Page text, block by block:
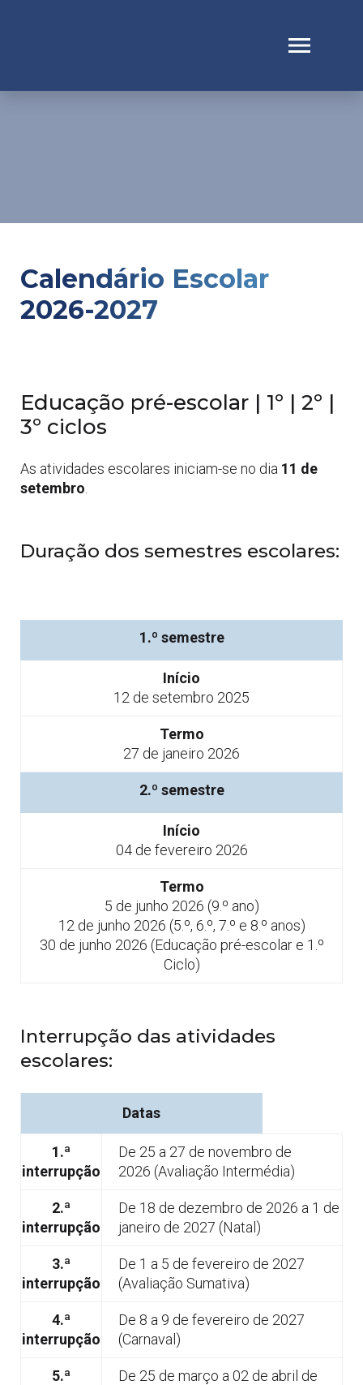
Calendário Escolar
2026-2027
Educação pré-escolar | 1º | 2º |
3º ciclos
As atividades escolares iniciam-se no dia 11 de
setembro
Duração dos semestres escolares:
1.º semestre
Início
12 de setembro 2025
Termo
27 de janeiro 2026
2.º semestre
Início
04 de fevereiro 2026
Termo
5 de junho 2026 (9.º ano)
12 de junho 2026 (5.º, 6.º, 7.º e 8.º anos)
30 de junho 2026 (Educação pré-escolar e 1.º
Ciclo)
Interrupção das atividades
escolares:
Datas
1.ª
interrupção
De 25 a 27 de novembro de
2026 (Avaliação Intermédia)
2.ª
interrupção
De 18 de dezembro de 2026 a 1 de
janeiro de 2027 (Natal)
3.ª
interrupção
De 1 a 5 de fevereiro de 2027
(Avaliação Sumativa)
4.ª
interrupção
De 8 a 9 de fevereiro de 2027
(Carnaval)
5.ª
De 25 de março a 02 de abril de